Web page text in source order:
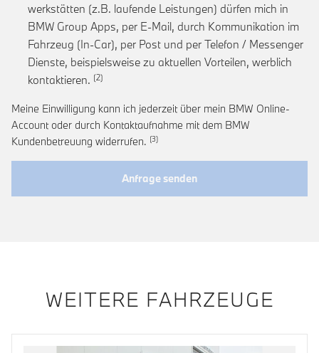
werkstätten (z.B. laufende Leistungen) dürfen mich in
BMW Group Apps, per E-Mail, durch Kommunikation im
Fahrzeug (In-Car), per Post und per Telefon / Messenger
Dienste, beispielsweise zu aktuellen Vorteilen, werblich
kontaktieren. Link zur Fußnote: Einwilligung zur
Meine Einwilligung kann ich jederzeit über mein BMW Online-
Account oder durch Kontaktaufnahme mit dem BMW
Kundenbetreuung widerrufen. Link zur Fußnote: Widerruf der
Anfrage senden
WEITERE FAHRZEUGE